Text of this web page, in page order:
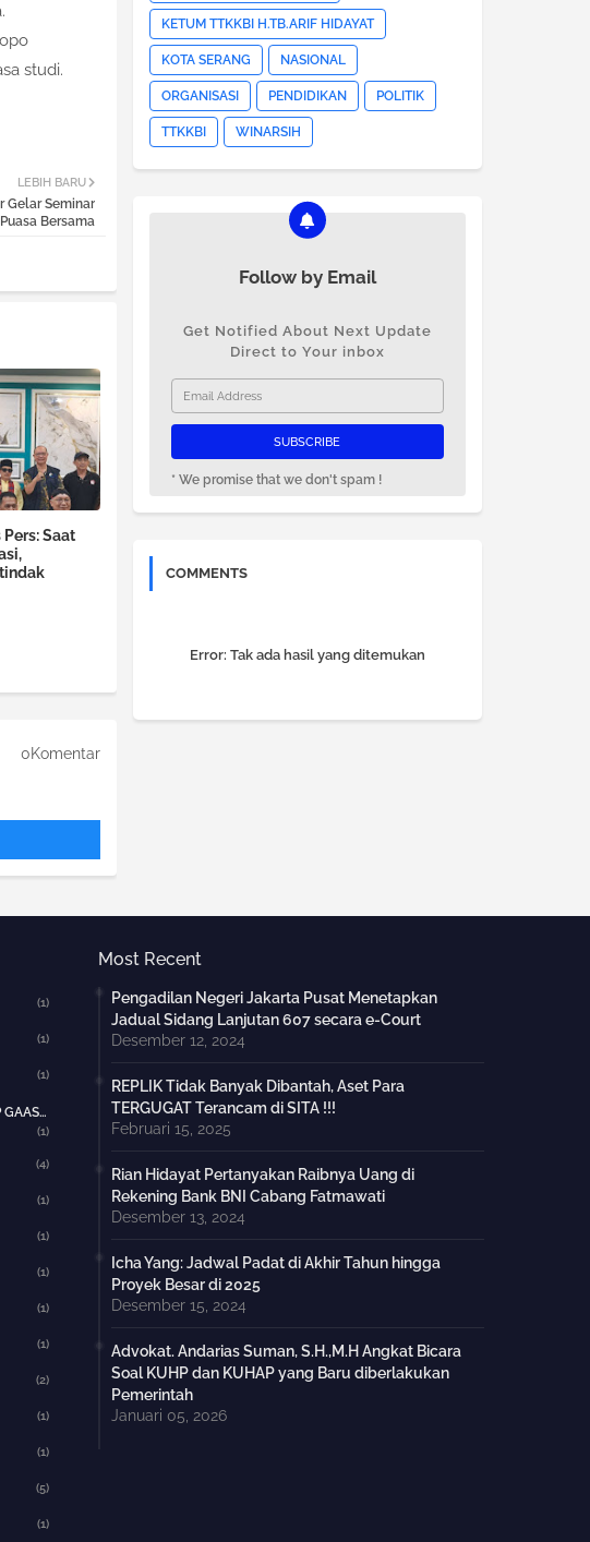
studi.
LEBIH BARU
Gelar Seminar
Bersama
Saat
0Komentar
KETUM TTKKBI H.TB.ARIF HIDAYAT
KOTA SERANG NASIONAL
ORGANISASI PENDIDIKAN POLITIK
TTKKBI WINARSIH
Follow by Email
Get Notified About Next Update
Direct to Your inbox
* We promise that we don't spam !
COMMENTS
Error: Tak ada hasil yang ditemukan
(1)
(1)
(1)
CEO INDONESIA.BIZ.ID >DPP GAAS >RAPAT PLENO DPP GAAS >JAKARTA PUSAT>HOTNEWS>
(1)
(4)
(1)
(1)
(1)
(1)
(1)
(2)
(1)
(1)
(5)
(1)
Most Recent
Pengadilan Negeri Jakarta Pusat Menetapkan
Jadual Sidang Lanjutan 607 secara e-Court
Desember 12, 2024
REPLIK Tidak Banyak Dibantah, Aset Para
TERGUGAT Terancam di SITA !!!
Februari 15, 2025
Rian Hidayat Pertanyakan Raibnya Uang di
Rekening Bank BNI Cabang Fatmawati
Desember 13, 2024
Icha Yang: Jadwal Padat di Akhir Tahun hingga
Proyek Besar di 2025
Desember 15, 2024
Advokat. Andarias Suman, S.H.,M.H Angkat Bicara
Soal KUHP dan KUHAP yang Baru diberlakukan
Pemerintah
Januari 05, 2026